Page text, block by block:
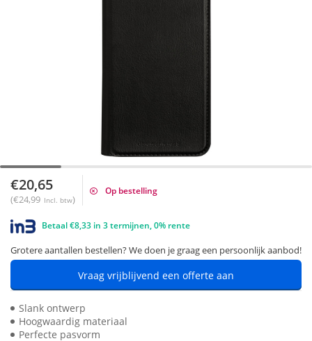
€20,65
(€24,99 Incl. btw)
Op bestelling
Betaal €8,33 in 3 termijnen, 0% rente
Grotere aantallen bestellen? We doen je graag een persoonlijk aanbod!
Vraag vrijblijvend een offerte aan
Slank ontwerp
Hoogwaardig materiaal
Perfecte pasvorm